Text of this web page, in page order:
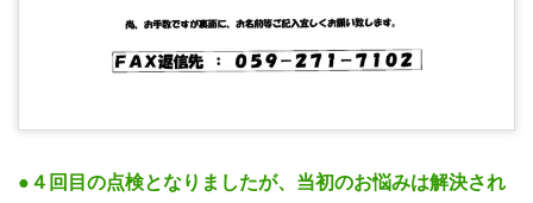
●４回目の点検となりましたが、当初のお悩みは解決され